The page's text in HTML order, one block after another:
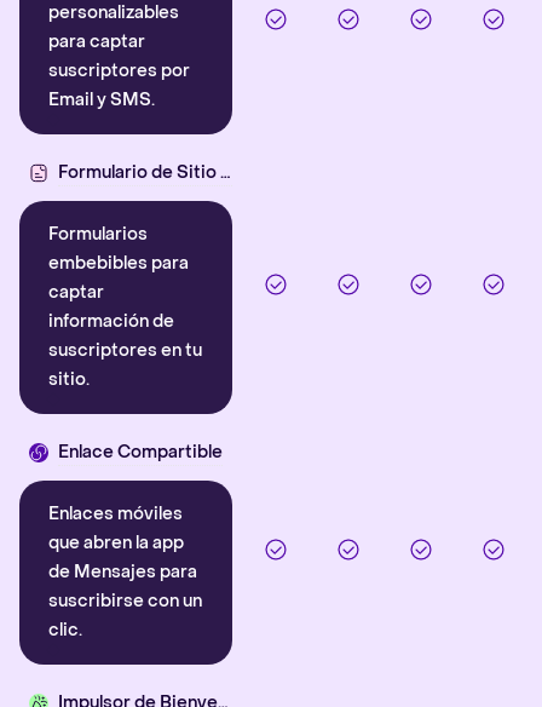
personalizables
para captar
suscriptores por
Email y SMS.
Formulario de Sitio Web
Formularios
embebibles para
captar
información de
suscriptores en tu
sitio.
Enlace Compartible
Enlaces móviles
que abren la app
de Mensajes para
suscribirse con un
clic.
Impulsor de Bienvenida